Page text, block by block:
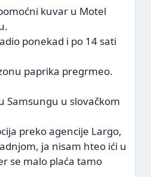
kuvar u Motel
ponekad i po 14 sati
paprika pregrmeo.
Samsungu u slovačkom
preko agencije Largo,
ja nisam hteo ići u
se malo plaća tamo